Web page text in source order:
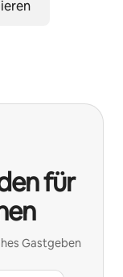
für
Gastgeben